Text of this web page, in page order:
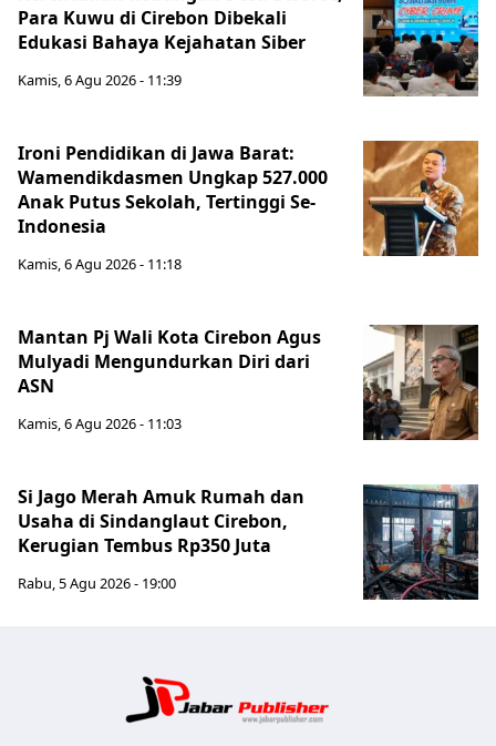
Para Kuwu di Cirebon Dibekali
Edukasi Bahaya Kejahatan Siber
Kamis, 6 Agu 2026 - 11:39
Ironi Pendidikan di Jawa Barat:
Wamendikdasmen Ungkap 527.000
Anak Putus Sekolah, Tertinggi Se-
Indonesia
Kamis, 6 Agu 2026 - 11:18
Mantan Pj Wali Kota Cirebon Agus
Mulyadi Mengundurkan Diri dari
ASN
Kamis, 6 Agu 2026 - 11:03
Si Jago Merah Amuk Rumah dan
Usaha di Sindanglaut Cirebon,
Kerugian Tembus Rp350 Juta
Rabu, 5 Agu 2026 - 19:00